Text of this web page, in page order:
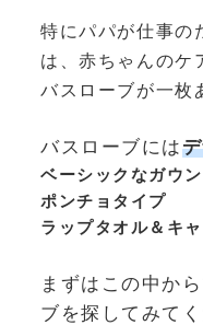
特にパパが仕事の
は、赤ちゃんのケ
バスローブが一枚
バスローブには
ベーシックなガウ
ポンチョタイプ
ラップタオル＆キ
まずはこの中か
ブを探してみて